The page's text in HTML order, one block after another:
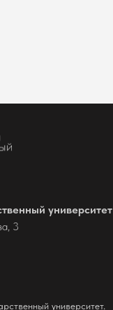
университет.
университет
3